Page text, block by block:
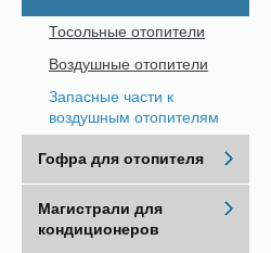
Тосольные отопители
Воздушные отопители
Запасные части к
воздушным отопителям
Гофра для отопителя
Магистрали для
кондиционеров